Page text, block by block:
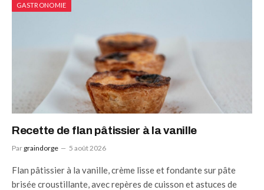
GASTRONOMIE
Recette de flan pâtissier à la vanille
Par graindorge 5 août 2026
Flan pâtissier à la vanille, crème lisse et fondante sur pâte
brisée croustillante, avec repères de cuisson et astuces de